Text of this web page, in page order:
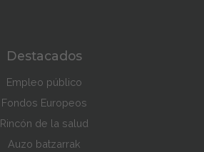
Destacados
Empleo público
Fondos Europeos
Rincón de la salud
Auzo batzarrak